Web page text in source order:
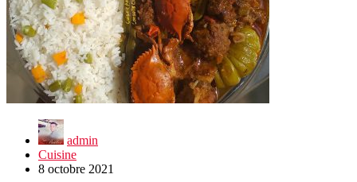
admin
Cuisine
8 octobre 2021